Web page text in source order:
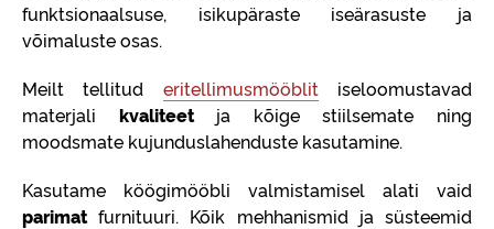
funktsionaalsuse, isikupäraste iseärasuste ja
võimaluste osas.
Meilt tellitud eritellimusmööblitiseloomustavad
materjali kvaliteet ja kõige stiilsemate ning
moodsmate kujunduslahenduste kasutamine.
Kasutame köögimööbli valmistamisel alati vaid
parimatfurnituuri. Kõik mehhanismid ja süsteemid